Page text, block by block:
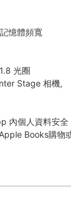
憶體頻寬
光圈
Stage 相機,
內個人資料安全
Books購物